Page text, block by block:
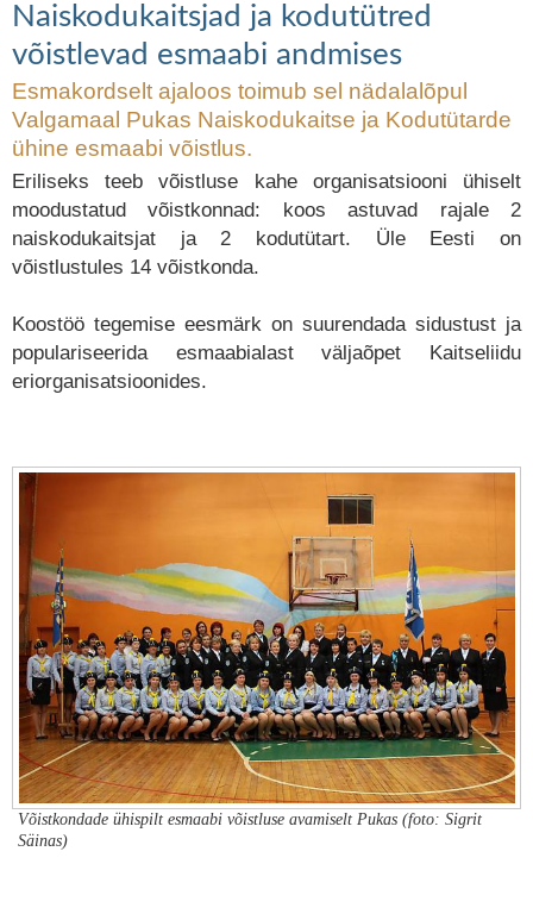
Naiskodukaitsjad ja kodutütred
võistlevad esmaabi andmises
Esmakordselt ajaloos toimub sel nädalalõpul
Valgamaal Pukas Naiskodukaitse ja Kodutütarde
ühine esmaabi võistlus.
Eriliseks teeb võistluse kahe organisatsiooni ühiselt
moodustatud võistkonnad: koos astuvad rajale 2
naiskodukaitsjat ja 2 kodutütart. Üle Eesti on
võistlustules 14 võistkonda.
Koostöö tegemise eesmärk on suurendada sidustust ja
populariseerida esmaabialast väljaõpet Kaitseliidu
eriorganisatsioonides.
Võistkondade ühispilt esmaabi võistluse avamiselt Pukas (foto: Sigrit
Säinas)